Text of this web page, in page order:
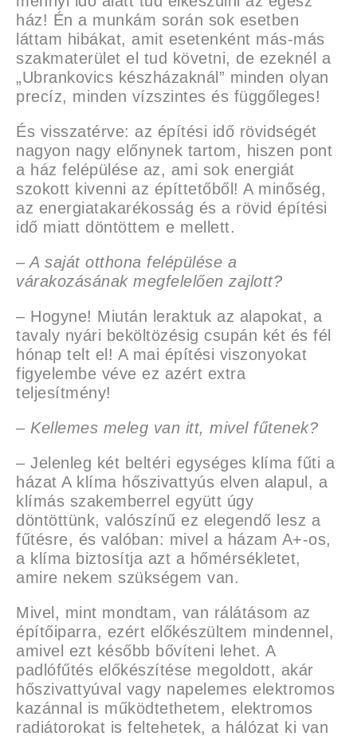
ház! Én a munkám során sok esetben
láttam hibákat, amit esetenként más-más
szakmaterület el tud követni, de ezeknél a
„Ubrankovics készházaknál” minden olyan
precíz, minden vízszintes és függőleges!
És visszatérve: az építési idő rövidségét
nagyon nagy előnynek tartom, hiszen pont
a ház felépülése az, ami sok energiát
szokott kivenni az építtetőből! A minőség,
az energiatakarékosság és a rövid építési
idő miatt döntöttem e mellett.
– A saját otthona felépülése a
várakozásának megfelelően zajlott?
– Hogyne! Miután leraktuk az alapokat, a
tavaly nyári beköltözésig csupán két és fél
hónap telt el! A mai építési viszonyokat
figyelembe véve ez azért extra
teljesítmény!
– Kellemes meleg van itt, mivel fűtenek?
– Jelenleg két beltéri egységes klíma fűti a
házat A klíma hőszivattyús elven alapul, a
klímás szakemberrel együtt úgy
döntöttünk, valószínű ez elegendő lesz a
fűtésre, és valóban: mivel a házam A+-os,
a klíma biztosítja azt a hőmérsékletet,
amire nekem szükségem van.
Mivel, mint mondtam, van rálátásom az
építőiparra, ezért előkészültem mindennel,
amivel ezt később bővíteni lehet. A
padlófűtés előkészítése megoldott, akár
hőszivattyúval vagy napelemes elektromos
kazánnal is működtethetem, elektromos
radiátorokat is feltehetek, a hálózat ki van